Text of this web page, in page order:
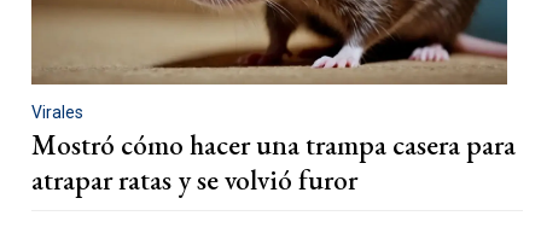
Virales
Mostró cómo hacer una trampa casera para
atrapar ratas y se volvió furor